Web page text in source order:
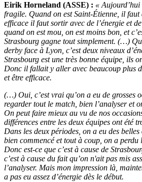
Eirik Horneland (ASSE) : « Aujourd’hui
fragile. Quand on est Saint-Étienne, il faut
efficace il faut sortir avec de l’énergie et
quand on est mou, on est moins bon, et
Strasbourg gagne tout simplement. (…)
derby face à Lyon, c’est deux niveaux
Strasbourg est une très bonne équipe, ils
Donc il fallait y aller avec beaucoup plus
et être efficace.
(…) Oui, c’est vrai qu’on a eu de grosses
regarder tout le match, bien l’analyser et
On peut faire mieux au vu de nos
différences entre les deux équipes ont été
Dans les deux périodes, on a eu des
bien commencé et tout à coup, on a perdu
Donc est-ce que c’est à cause de
c’est à cause du fait qu’on n'ait pas mis
l’analyser. Mais mon impression là,
a pas eu assez d’énergie dès le début.